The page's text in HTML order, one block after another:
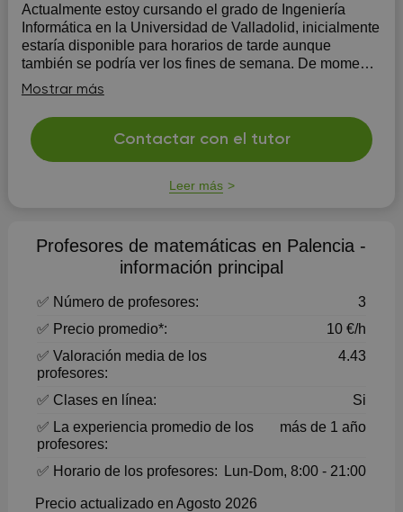
Actualmente estoy cursando el grado de Ingeniería
Informática en la Universidad de Valladolid, inicialmente
estaría disponible para horarios de tarde aunque
también se podría ver los fines de semana. De momento
los métodos que he empleado con los alumnos que he
tenido han dado bastante efecto
Mostrar más
Contactar con el tutor
Leer más
Profesores de matemáticas en Palencia -
información principal
✅ Número de profesores:
3
✅ Precio promedio*:
10 €/h
✅ Valoración media de los
profesores:
4.43
✅ Clases en línea:
Si
✅ La experiencia promedio de los
profesores:
más de 1 año
✅ Horario de los profesores: Lun-Dom, 8:00 - 21:00
Precio actualizado en Agosto 2026